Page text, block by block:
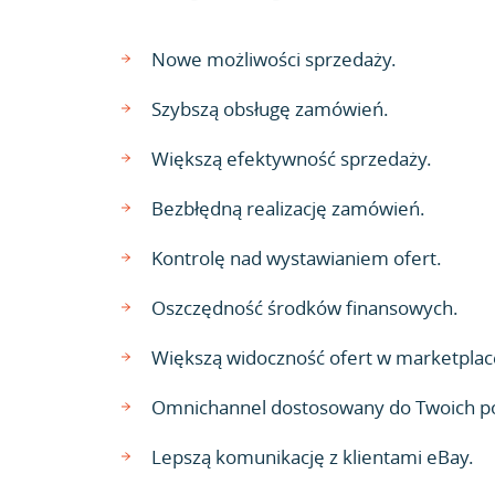
Nowe możliwości sprzedaży.
Szybszą obsługę zamówień.
Większą efektywność sprzedaży.
Bezbłędną realizację zamówień.
Kontrolę nad wystawianiem ofert.
Oszczędność środków finansowych.
Większą widoczność ofert w
Omnichannel dostosowany do Twoich
Lepszą komunikację z klientami eBay.